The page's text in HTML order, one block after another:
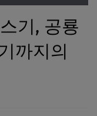
기, 공룡
까지의